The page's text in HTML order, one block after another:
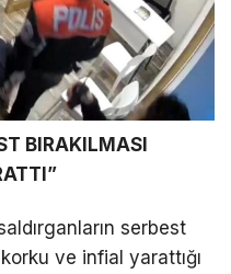
BIRAKILMASI
serbest
ve infial yarattığı